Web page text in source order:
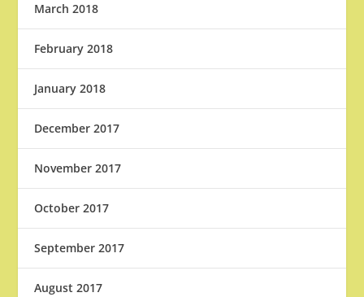
March 2018
February 2018
January 2018
December 2017
November 2017
October 2017
September 2017
August 2017